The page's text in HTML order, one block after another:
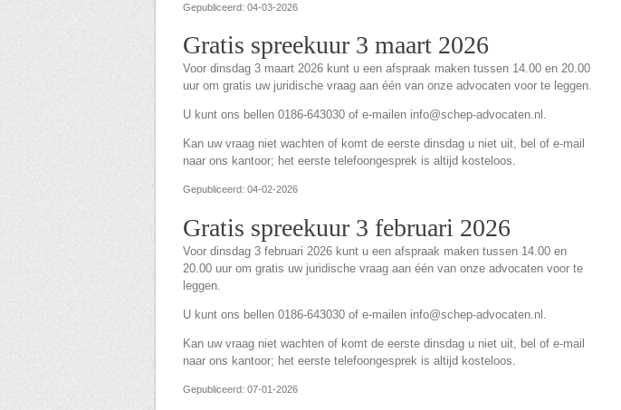
Gepubliceerd: 04-03-2026
Gratis spreekuur 3 maart 2026
Voor dinsdag 3 maart 2026 kunt u een afspraak maken tussen 14.00 en 20.00
uur om gratis uw juridische vraag aan één van onze advocaten voor te leggen.
U kunt ons bellen 0186-643030 of e-mailen info@schep-advocaten.nl.
Kan uw vraag niet wachten of komt de eerste dinsdag u niet uit, bel of e-mail
naar ons kantoor; het eerste telefoongesprek is altijd kosteloos.
Gepubliceerd: 04-02-2026
Gratis spreekuur 3 februari 2026
Voor dinsdag 3 februari 2026 kunt u een afspraak maken tussen 14.00 en
20.00 uur om gratis uw juridische vraag aan één van onze advocaten voor te
leggen.
U kunt ons bellen 0186-643030 of e-mailen info@schep-advocaten.nl.
Kan uw vraag niet wachten of komt de eerste dinsdag u niet uit, bel of e-mail
naar ons kantoor; het eerste telefoongesprek is altijd kosteloos.
Gepubliceerd: 07-01-2026